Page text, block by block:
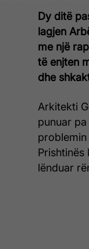
Dy ditë
lagjen
me një
të enjten
dhe
Arkitekti
punuar
Prishtinës
lënduar